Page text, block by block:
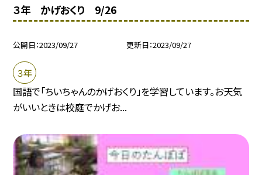
３年 かげおくり 9/26
公開日 2023/09/27 更新日 2023/09/27
３年
国語で「ちいちゃんのかげおくり」を学習しています。お天気
がいいときは校庭でかげお...